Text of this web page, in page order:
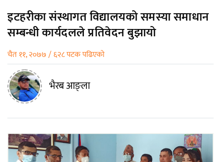
इटहरीका संस्थागत विद्यालयको समस्या समाधान
सम्बन्धी कार्यदलले प्रतिवेदन बुझायो
चैत ११, २०७७ / ६२८ पटक पढिएको
भैरब आङ्ला